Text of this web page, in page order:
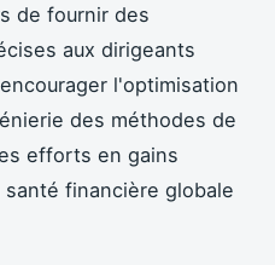
de fournir des
aux dirigeants
l'optimisation
des méthodes de
efforts en gains
financière globale